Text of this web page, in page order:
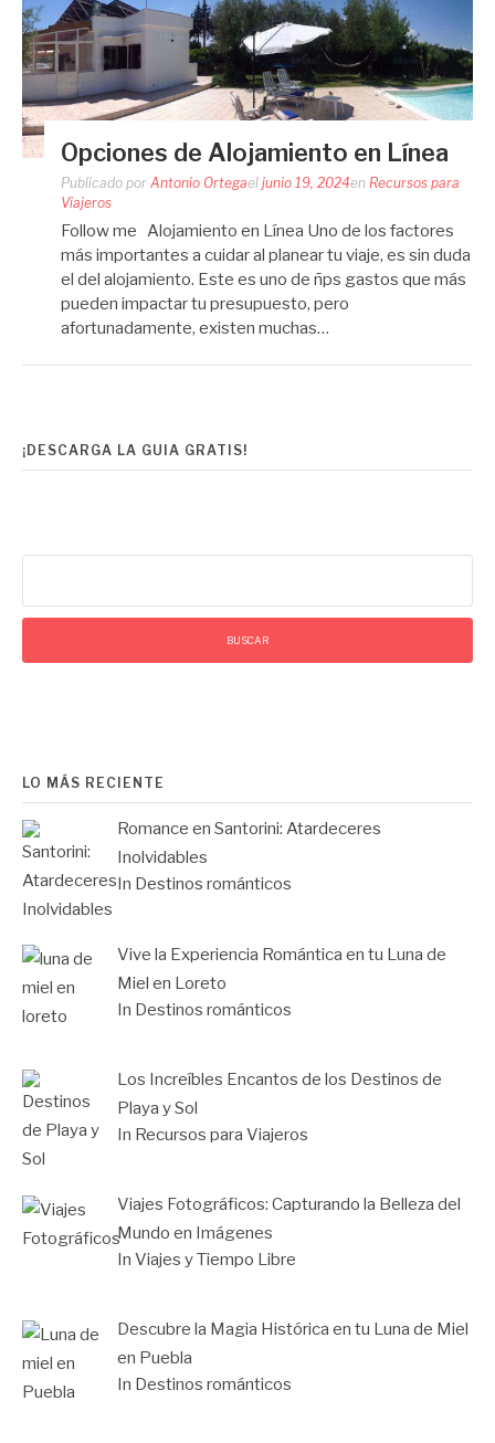
Opciones de Alojamiento en Línea
Publicado por Antonio Ortegael junio 19, 2024en Recursos para
Viajeros
Follow me Alojamiento en Línea Uno de los factores
más importantes a cuidar al planear tu viaje, es sin duda
el del alojamiento. Este es uno de ñps gastos que más
pueden impactar tu presupuesto, pero
afortunadamente, existen muchas…
¡DESCARGA LA GUIA GRATIS!
LO MÁS RECIENTE
Romance en Santorini: Atardeceres
Inolvidables
In Destinos románticos
Vive la Experiencia Romántica en tu Luna de
Miel en Loreto
In Destinos románticos
Los Increíbles Encantos de los Destinos de
Playa y Sol
In Recursos para Viajeros
Viajes Fotográficos: Capturando la Belleza del
Mundo en Imágenes
In Viajes y Tiempo Libre
Descubre la Magia Histórica en tu Luna de Miel
en Puebla
In Destinos románticos